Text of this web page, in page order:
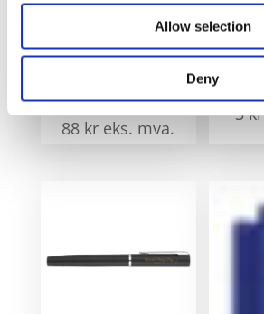
Allow selection
Deny
kulepenn
88 kr eks. mva.
3kr